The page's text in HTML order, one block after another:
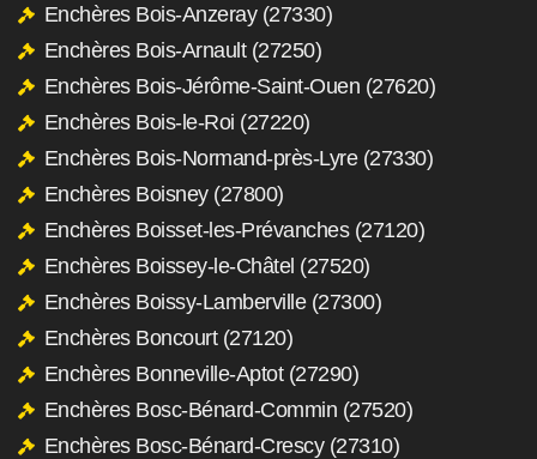
Enchères Bois-Anzeray (27330)
Enchères Bois-Arnault (27250)
Enchères Bois-Jérôme-Saint-Ouen (27620)
Enchères Bois-le-Roi (27220)
Enchères Bois-Normand-près-Lyre (27330)
Enchères Boisney (27800)
Enchères Boisset-les-Prévanches (27120)
Enchères Boissey-le-Châtel (27520)
Enchères Boissy-Lamberville (27300)
Enchères Boncourt (27120)
Enchères Bonneville-Aptot (27290)
Enchères Bosc-Bénard-Commin (27520)
Enchères Bosc-Bénard-Crescy (27310)